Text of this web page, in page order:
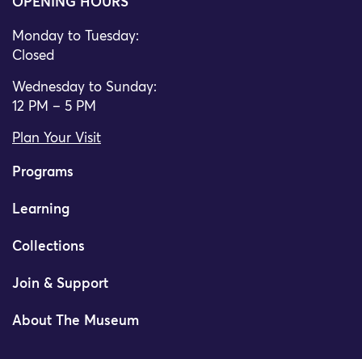
OPENING HOURS
Monday to Tuesday:
Closed
Wednesday to Sunday:
12 PM – 5 PM
Plan Your Visit
Programs
Learning
Collections
Join & Support
About The Museum